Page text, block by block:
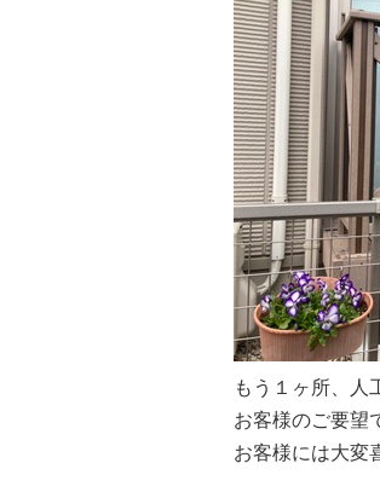
もう１ヶ所、人
お客様のご要望
お客様には大変